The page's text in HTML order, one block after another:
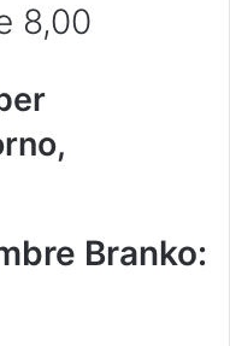
8,00
Branko: